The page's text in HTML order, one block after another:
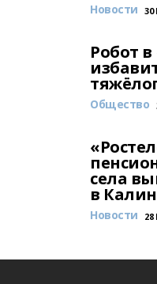
Новости 30
Робот
Общество
села
в
Новости